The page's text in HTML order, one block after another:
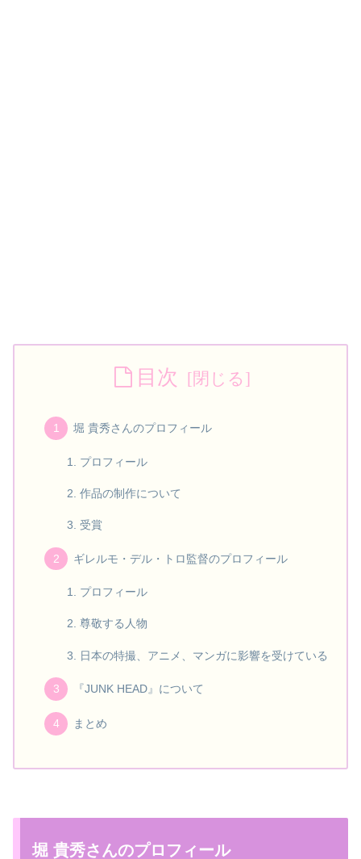
目次
堀 貴秀さんのプロフィール
プロフィール
作品の制作について
受賞
ギレルモ・デル・トロ監督のプロフィール
プロフィール
尊敬する人物
日本の特撮、アニメ、マンガに影響を受けている
『JUNK HEAD』について
まとめ
堀 貴秀さんのプロフィール